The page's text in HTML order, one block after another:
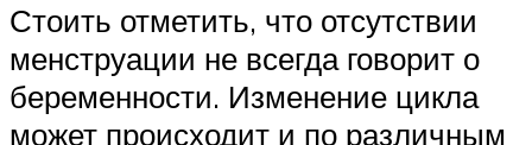
Стоить отметить, что отсутствии
менструации не всегда говорит о
беременности. Изменение цикла
может происходит и по различным